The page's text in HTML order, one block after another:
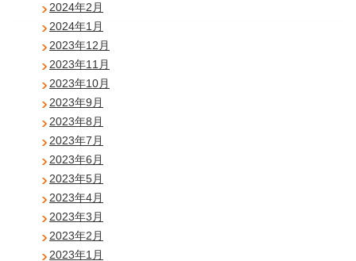
2024年2月
2024年1月
2023年12月
2023年11月
2023年10月
2023年9月
2023年8月
2023年7月
2023年6月
2023年5月
2023年4月
2023年3月
2023年2月
2023年1月